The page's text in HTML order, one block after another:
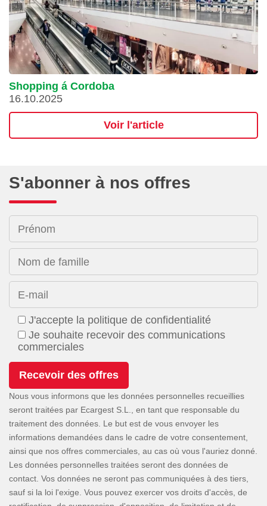
Shopping á Cordoba
16.10.2025
Voir l'article
S'abonner à nos offres
Prénom
Nom de famille
E-mail
J'accepte la politique de confidentialité
Je souhaite recevoir des communications
commerciales
Nous vous informons que les données personnelles recueillies
seront traitées par Ecargest S.L., en tant que responsable du
traitement des données. Le but est de vous envoyer les
informations demandées dans le cadre de votre consentement,
ainsi que nos offres commerciales, au cas où vous l'auriez donné.
Les données personnelles traitées seront des données de
contact. Vos données ne seront pas communiquées à des tiers,
sauf si la loi l'exige. Vous pouvez exercer vos droits d'accès, de